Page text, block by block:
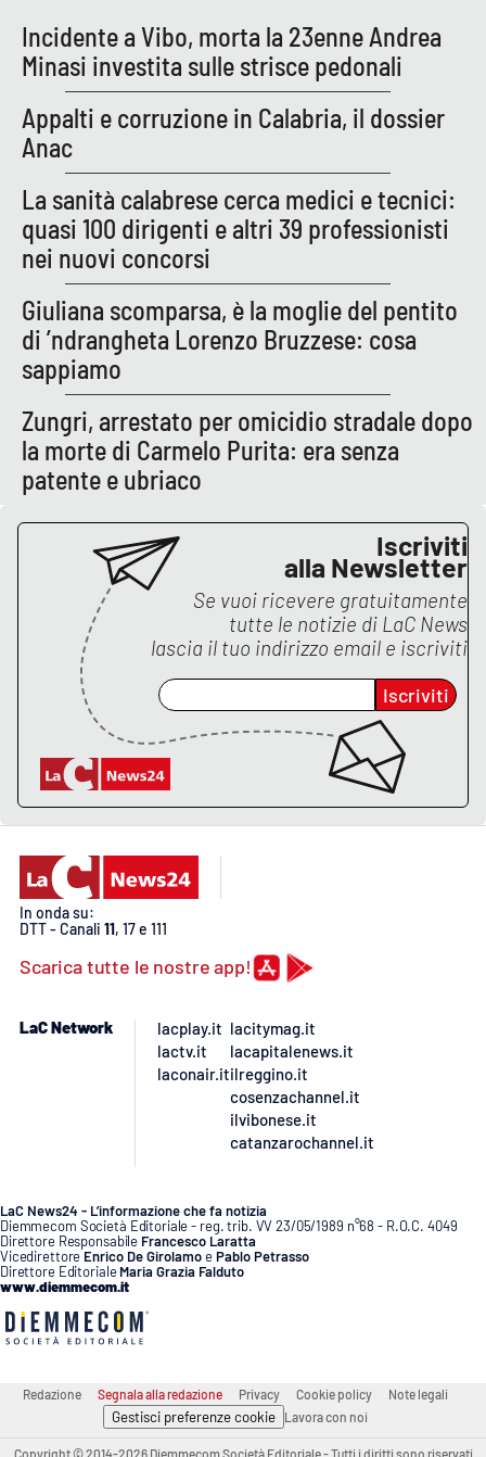
EDIZIONI
LOCALI
Catanzaro
Crotone
Vibo Valentia
Reggio Calabria
Cosenza
Lamezia Terme
PROGETTI
SPECIALI
Buona Sanità Calabria
CALABRIAVISIONE
Destinazioni
Food
LAC
NETWORK
Lacplay.it
Lactv.it
Ilreggino.it
Cosenzachannel.it
Catanzarochannel.it
Incidente a Vibo, morta la 23enne Andrea
Minasi investita sulle strisce pedonali
Appalti e corruzione in Calabria, il dossier
Anac
La sanità calabrese cerca medici e tecnici:
quasi 100 dirigenti e altri 39 professionisti
nei nuovi concorsi
Giuliana scomparsa, è la moglie del pentito
di ’ndrangheta Lorenzo Bruzzese: cosa
sappiamo
Zungri, arrestato per omicidio stradale dopo
la morte di Carmelo Purita: era senza
patente e ubriaco
Iscriviti
alla Newsletter
Se vuoi ricevere gratuitamente
tutte le notizie di LaC News
lascia il tuo indirizzo email e iscriviti
Iscriviti
In onda su:
DTT - Canali 11, 17 e 111
Scarica tutte le nostre app!
LaC Network
lacplay.it
lactv.it
laconair.it
lacitymag.it
lacapitalenews.it
ilreggino.it
cosenzachannel.it
ilvibonese.it
catanzarochannel.it
LaC News24 - L’informazione che fa notizia
Diemmecom Società Editoriale - reg. trib. VV 23/05/1989 n°68 - R.O.C. 4049
Direttore Responsabile Francesco Laratta
Vicedirettore Enrico De GirolamoePablo Petrasso
Direttore Editoriale Maria Grazia Falduto
www.diemmecom.it
Redazione Segnala alla redazione Privacy Cookie policy Note legali
Gestisci preferenze cookie Lavora con noi
Copyright © 2014-2026 Diemmecom Società Editoriale - Tutti i diritti sono riservati